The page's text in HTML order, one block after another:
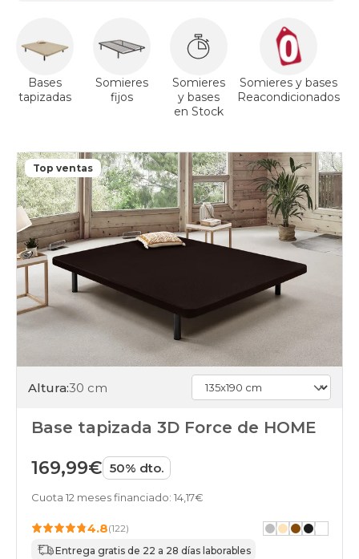
Bases
tapizadas
Somieres
fijos
Somieres
y bases
en Stock
Somieres y bases
Reacondicionados
Top ventas
Altura:30 cm
Base tapizada 3D Force de HOME
169,99€ 50% dto.
Cuota 12 meses financiado: 14,17€
4.8(122)
Entrega gratis de 22 a 28 días laborables